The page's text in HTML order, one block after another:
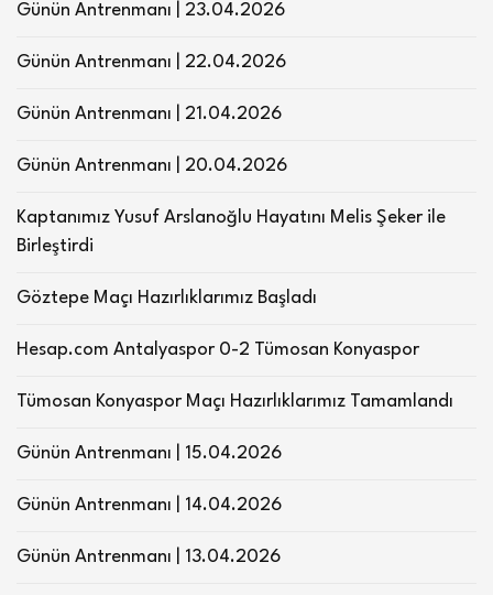
Günün Antrenmanı | 23.04.2026
Günün Antrenmanı | 22.04.2026
Günün Antrenmanı | 21.04.2026
Günün Antrenmanı | 20.04.2026
Kaptanımız Yusuf Arslanoğlu Hayatını Melis Şeker ile
Birleştirdi
Göztepe Maçı Hazırlıklarımız Başladı
Hesap.com Antalyaspor 0-2 Tümosan Konyaspor
Tümosan Konyaspor Maçı Hazırlıklarımız Tamamlandı
Günün Antrenmanı | 15.04.2026
Günün Antrenmanı | 14.04.2026
Günün Antrenmanı | 13.04.2026